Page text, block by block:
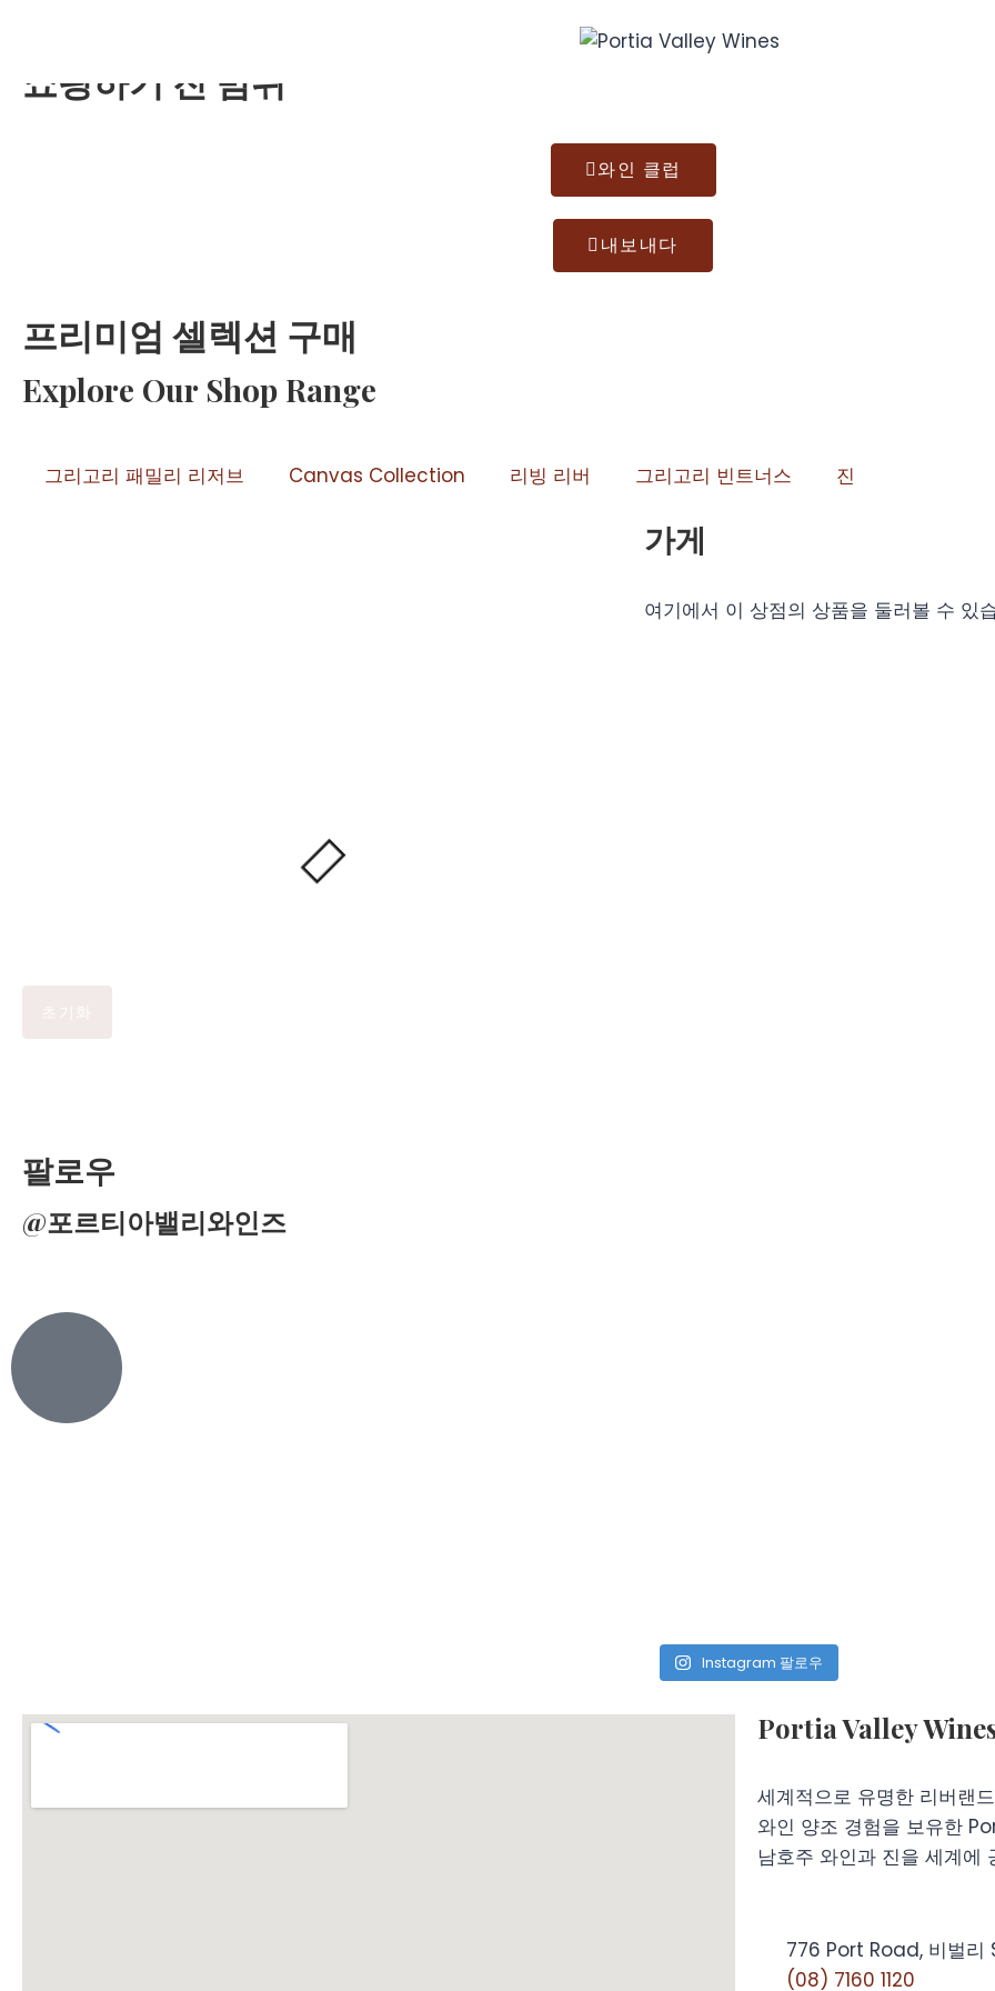
쇼핑하기 진 범위
와인 클럽
내보내다
프리미엄 셀렉션 구매
Explore Our Shop Range
그리고리 패밀리 리저브 Canvas Collection 리빙 리버 그리고리 빈트너스 진
가게
여기에서 이 상점의 상품을 둘러볼 수 있
팔로우
@포르티아밸리와인즈
Instagram 팔로우
Portia Valley
세계적으로 유명한 리버랜
와인 양조 경험을 보유한
남호주 와인과 진을 세계에
776 Port Road, 비벌리
(08) 7160 1120